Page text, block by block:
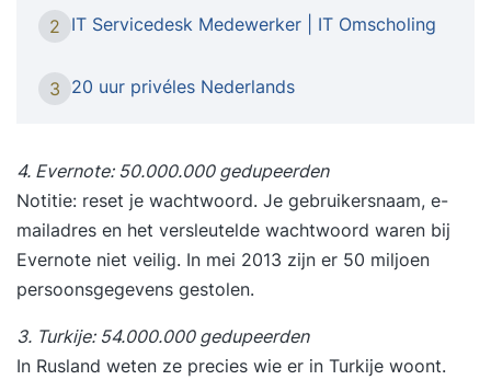
hebt. Wil jij leren hoe je als Scrum Master de
samenwerking in jouw team perfect laat lopen? In
training (PSMI) leer je alles wat je nodig hebt.
naar projecten afronden * Van miscommunicatie
naar elkaar verstaan * Van eindeloze meetings
naar efficiënte overleggen * Van onduidelijk wie
waar wanneer aan werkt naar transparantie * Van
voortdurende verstoringen naar focus * Van
klant * Officieel het Scrum.org of IIABC.org
certificaat halen Waarom Agile Scrum Group? *
2 IT Servicedesk Medewerker | IT Omscholing
3 20 uur privéles Nederlands
4. Evernote: 50.000.000 gedupeerden
Notitie: reset je wachtwoord. Je gebruikersnaam, e-
mailadres en het versleutelde wachtwoord waren bij
Evernote niet veilig. In mei 2013 zijn er 50 miljoen
persoonsgegevens gestolen.
3. Turkije: 54.000.000 gedupeerden
In Rusland weten ze precies wie er in Turkije woont.